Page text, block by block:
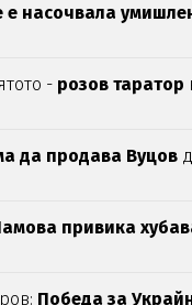
е насочвала
- розов таратор
да продава Вуцов
привика
Победа за